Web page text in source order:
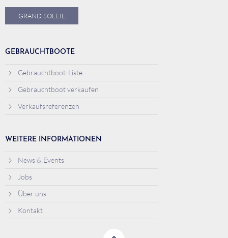
GRAND SOLEIL
GEBRAUCHTBOOTE
Gebrauchtboot-Liste
Gebrauchtboot verkaufen
Verkaufsreferenzen
WEITERE INFORMATIONEN
News & Events
Jobs
Über uns
Kontakt